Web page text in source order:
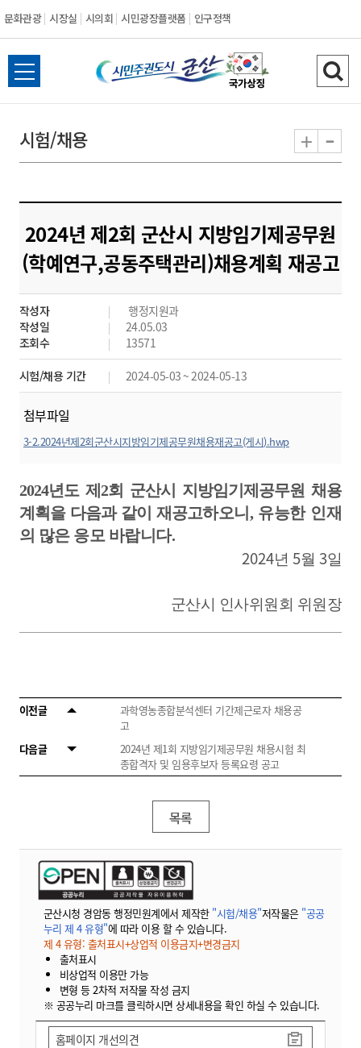
문화관광 시장실 시의회 시민광장플랫폼 인구정책
시
민
도
시
군
산
전
체
뉴
열
검
색
기
시험/채용 + -
2024년 제2회 군산시 지방임기제공무원
(학예연구,공동주택관리)채용계획 재공고
작성자
행정지원과
작성일
24.05.03
조회수
13571
시험/채용 기간 2024-05-03 ~ 2024-05-13
첨부파일
3-2.2024년제2회군산시지방임기제공무원채용재공고(게시).hwp
2024년도 제2회 군산시 지방임기제공무원 채용
계획을 다음과 같이 재공고하오니 , 유능한 인재
의 많은 응모 바랍니다.
2024년 5월 3일
군산시 인사위원회 위원장
이전글
과학영농종합분석센터 기간제근로자 채용공
고
다음글
2024년 제1회 지방임기제공무원 채용시험 최
종합격자 및 임용후보자 등록요령 공고
목록
군산시청 경암동 행정민원계에서 제작한 "시험/채용"저작물은 "공공
누리 제 4 유형"에 따라 이용 할 수 있습니다.
제 4 유형: 출처표시+상업적 이용금지+변경금지
출처표시
비상업적 이용만 가능
변형 등 2차적 저작물 작성 금지
※ 공공누리 마크를 클릭하시면 상세내용을 확인 하실 수 있습니다.
홈페이지 개선의견